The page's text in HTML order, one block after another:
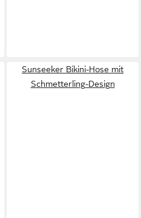
Sunseeker Bikini-Hose mit
Schmetterling-Design